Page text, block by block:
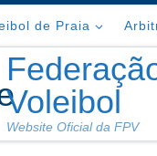
de Praia
Voleibol
Website Oficial da FPV